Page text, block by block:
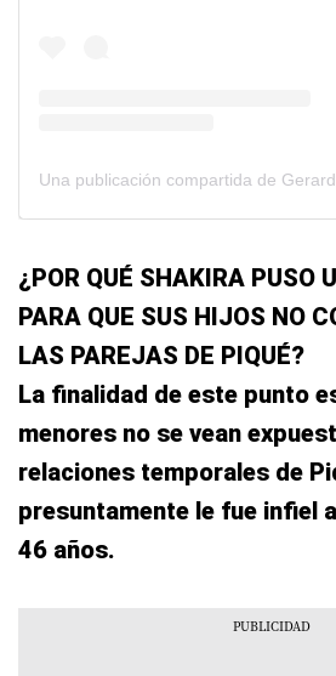
¿POR QUÉ SHAKIRA PUSO
PARA QUE SUS HIJOS NO
LAS PAREJAS DE PIQUÉ?
La finalidad de este punto
menores no se vean
relaciones temporales de
presuntamente le fue infiel
46 años.